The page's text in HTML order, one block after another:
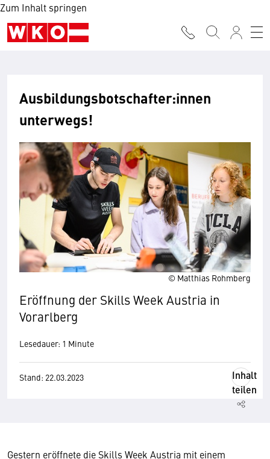
Zum Inhalt springen
© Matthias Rohmberg
Ausbildungsbotschafter:innen
unterwegs!
Eröffnung der Skills Week Austria in
Vorarlberg
Lesedauer: 1 Minute
Stand: 22.03.2023
Inhalt
teilen
Gestern eröffnete die Skills Week Austria mit einem